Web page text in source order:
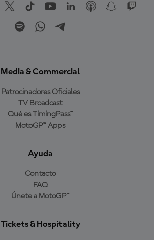
Media & Commercial
Patrocinadores Oficiales
TV Broadcast
Qué es TimingPass™
MotoGP™ Apps
Ayuda
Contacto
FAQ
Únete a MotoGP™
Tickets & Hospitality